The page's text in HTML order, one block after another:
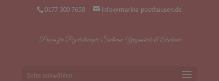
0177 300 7658 info@marina-posthausen.de
Seite auswählen